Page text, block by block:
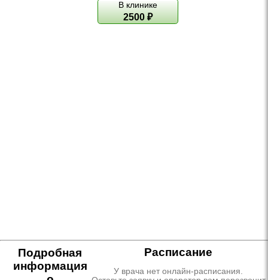
В клинике
2500 ₽
Расписание
У врача нет онлайн-расписания.
Подробная
информация